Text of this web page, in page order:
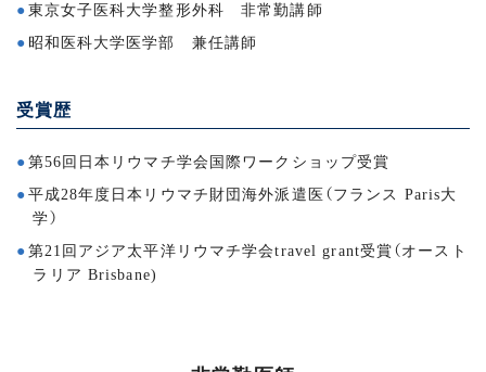
東京女子医科大学整形外科 非常勤講師
昭和医科大学医学部 兼任講師
受賞歴
第56回日本リウマチ学会国際ワークショップ受賞
平成28年度日本リウマチ財団海外派遣医（フランス Paris大
学）
第21回アジア太平洋リウマチ学会travel grant受賞（オースト
ラリア Brisbane)